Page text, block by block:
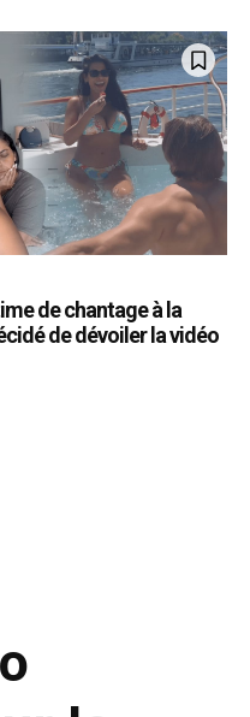
de chantage à la
de dévoiler la vidéo